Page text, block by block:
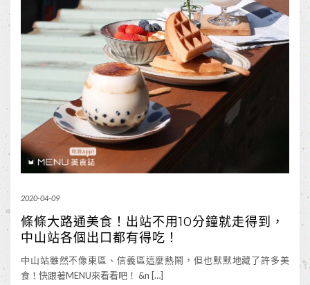
2020-04-09
條條大路通美食！出站不用10分鐘就走得到，
中山站各個出口都有得吃！
中山站雖然不像東區、信義區這麼熱鬧，但也默默地藏了許多美
食！快跟著MENU來看看吧！ &n […]